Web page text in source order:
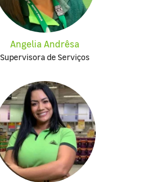
Angelia Andrêsa
Supervisora de Serviços